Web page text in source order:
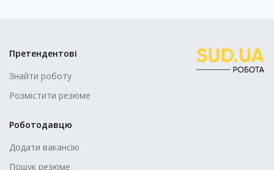
Претендентові
Знайти роботу
Розмістити резюме
Роботодавцю
Додати вакансію
Пошук резюме